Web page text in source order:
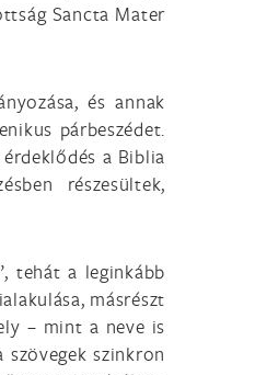
Sancta Mater
és annak
párbeszédet.
a Biblia
részesültek,
tehát a leginkább
másrészt
– mint a neve is
szinkron